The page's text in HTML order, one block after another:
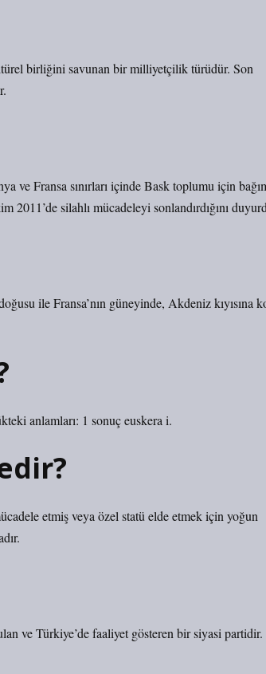
birliğini savunan bir milliyetçilik türüdür. Son
ve Fransa sınırları içinde Bask toplumu için
silahlı mücadeleyi sonlandırdığını
ile Fransa’nın güneyinde, Akdeniz kıyısına
anlamları: 1 sonuç euskera i.
etmiş veya özel statü elde etmek için yoğun
ve Türkiye’de faaliyet gösteren bir siyasi partidir.